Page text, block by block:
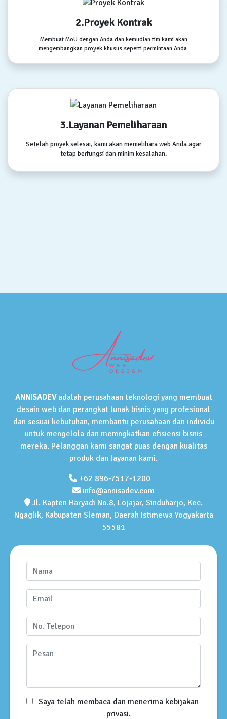
2.Proyek Kontrak
Membuat MoU dengan Anda dan kemudian tim kami akan
mengembangkan proyek khusus seperti permintaan Anda.
3.Layanan Pemeliharaan
Setelah proyek selesai, kami akan memelihara web Anda agar
tetap berfungsi dan minim kesalahan.
ANNISADEVadalah perusahaan teknologi yang membuat
desain web dan perangkat lunak bisnis yang profesional
dan sesuai kebutuhan, membantu perusahaan dan individu
untuk mengelola dan meningkatkan efisiensi bisnis
mereka. Pelanggan kami sangat puas dengan kualitas
produk dan layanan kami.
+62 896-7517-1200
info@annisadev.com
Jl. Kapten Haryadi No.8, Lojajar, Sinduharjo, Kec.
Ngaglik, Kabupaten Sleman, Daerah Istimewa Yogyakarta
55581
Saya telah membaca dan menerima kebijakan
privasi.